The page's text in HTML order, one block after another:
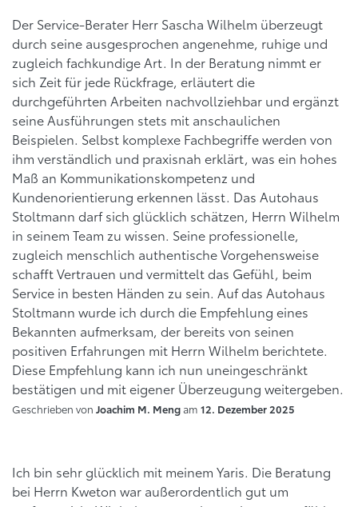
Der Service-Berater Herr Sascha Wilhelm überzeugt
durch seine ausgesprochen angenehme, ruhige und
zugleich fachkundige Art. In der Beratung nimmt er
sich Zeit für jede Rückfrage, erläutert die
durchgeführten Arbeiten nachvollziehbar und ergänzt
seine Ausführungen stets mit anschaulichen
Beispielen. Selbst komplexe Fachbegriffe werden von
ihm verständlich und praxisnah erklärt, was ein hohes
Maß an Kommunikationskompetenz und
Kundenorientierung erkennen lässt. Das Autohaus
Stoltmann darf sich glücklich schätzen, Herrn Wilhelm
in seinem Team zu wissen. Seine professionelle,
zugleich menschlich authentische Vorgehensweise
schafft Vertrauen und vermittelt das Gefühl, beim
Service in besten Händen zu sein. Auf das Autohaus
Stoltmann wurde ich durch die Empfehlung eines
Bekannten aufmerksam, der bereits von seinen
positiven Erfahrungen mit Herrn Wilhelm berichtete.
Diese Empfehlung kann ich nun uneingeschränkt
bestätigen und mit eigener Überzeugung weitergeben.
Geschrieben von Joachim M. Mengam 12. Dezember 2025
Ich bin sehr glücklich mit meinem Yaris. Die Beratung
bei Herrn Kweton war außerordentlich gut um